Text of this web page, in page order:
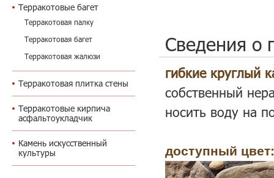
Терракотовые багет
Терракотовая палку
Терракотовая багет
Терракотовая жалюзи
Терракотовая плитка стены
Терракотовые кирпича
асфальтоукладчик
Камень искусственный
культуры
Сведения о
гибкие круглый
собственный
носить воду на
доступный цвет: